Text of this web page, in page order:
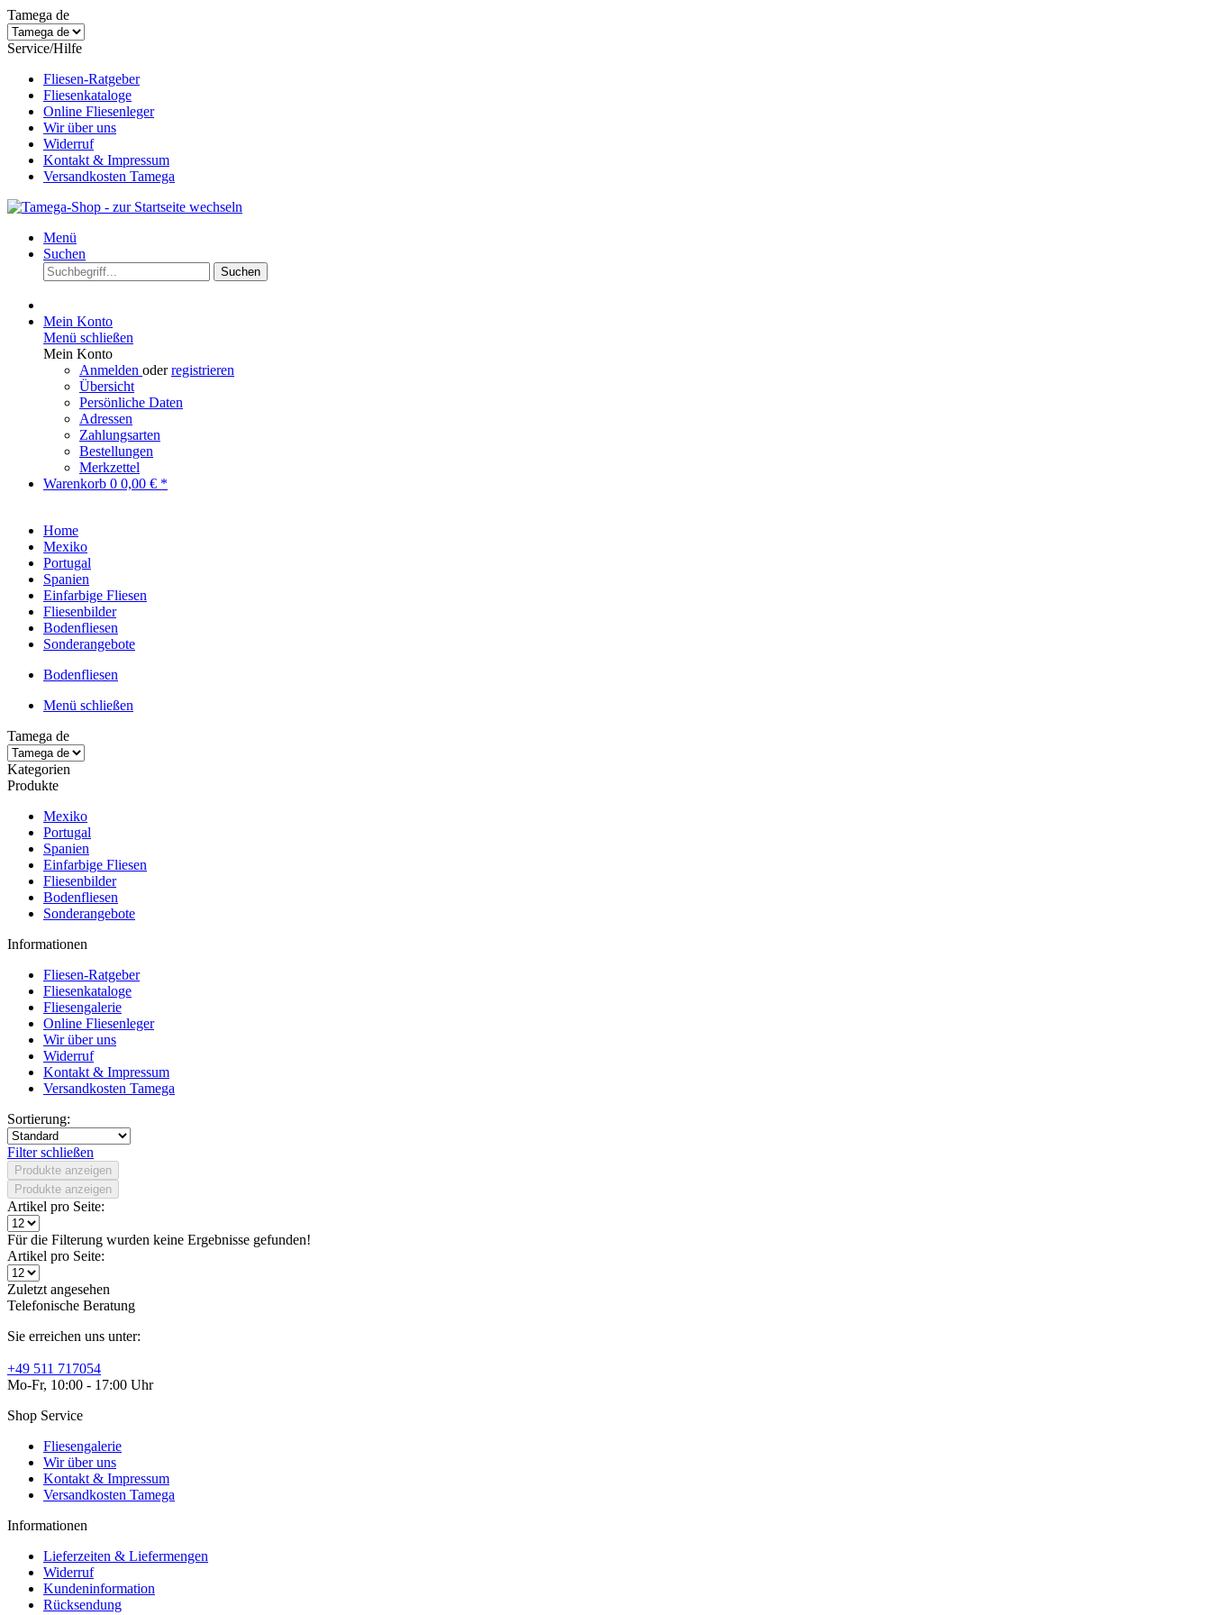
Tamega de
Service/Hilfe
Fliesen-Ratgeber
Fliesenkataloge
Online Fliesenleger
Wir über uns
Widerruf
Kontakt & Impressum
Versandkosten Tamega
Menü
Suchen
Suchen
Mein Konto
Menü schließen
Mein Konto
Anmelden oderregistrieren
Übersicht
Persönliche Daten
Adressen
Zahlungsarten
Bestellungen
Merkzettel
Warenkorb 0 0,00 € *
Home
Mexiko
Portugal
Spanien
Einfarbige Fliesen
Fliesenbilder
Bodenfliesen
Sonderangebote
Bodenfliesen
Menü schließen
Tamega de
Kategorien
Produkte
Mexiko
Portugal
Spanien
Einfarbige Fliesen
Fliesenbilder
Bodenfliesen
Sonderangebote
Informationen
Fliesen-Ratgeber
Fliesenkataloge
Fliesengalerie
Online Fliesenleger
Wir über uns
Widerruf
Kontakt & Impressum
Versandkosten Tamega
Sortierung:
Filter schließen
Produkte anzeigen
Produkte anzeigen
Artikel pro Seite:
Für die Filterung wurden keine Ergebnisse gefunden!
Artikel pro Seite:
Zuletzt angesehen
Telefonische Beratung
Sie erreichen uns unter:
+49 511 717054
Mo-Fr, 10:00 - 17:00 Uhr
Shop Service
Fliesengalerie
Wir über uns
Kontakt & Impressum
Versandkosten Tamega
Informationen
Lieferzeiten & Liefermengen
Widerruf
Kundeninformation
Rücksendung